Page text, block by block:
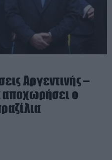
Αργεντινής –
αποχωρήσει ο